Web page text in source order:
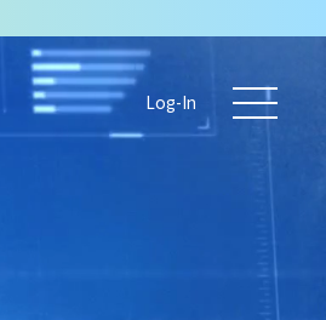
Log-In